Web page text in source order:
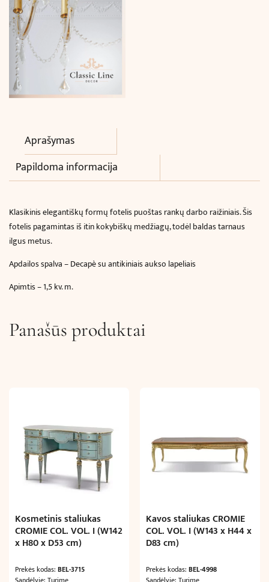
Aprašymas
Papildoma informacija
Klasikinis elegantiškų formų fotelis puoštas rankų darbo raižiniais. Šis
fotelis pagamintas iš itin kokybiškų medžiagų, todėl baldas tarnaus
ilgus metus.
Apdailos spalva – Decapè su antikiniais aukso lapeliais
Apimtis – 1,5 kv. m.
Panašūs produktai
Kosmetinis staliukas
CROMIE COL. VOL. I (W142
x H80 x D53 cm)
Prekės kodas: BEL-3715
Kavos staliukas CROMIE
COL. VOL. I (W143 x H44 x
D83 cm)
Prekės kodas:BEL-4998